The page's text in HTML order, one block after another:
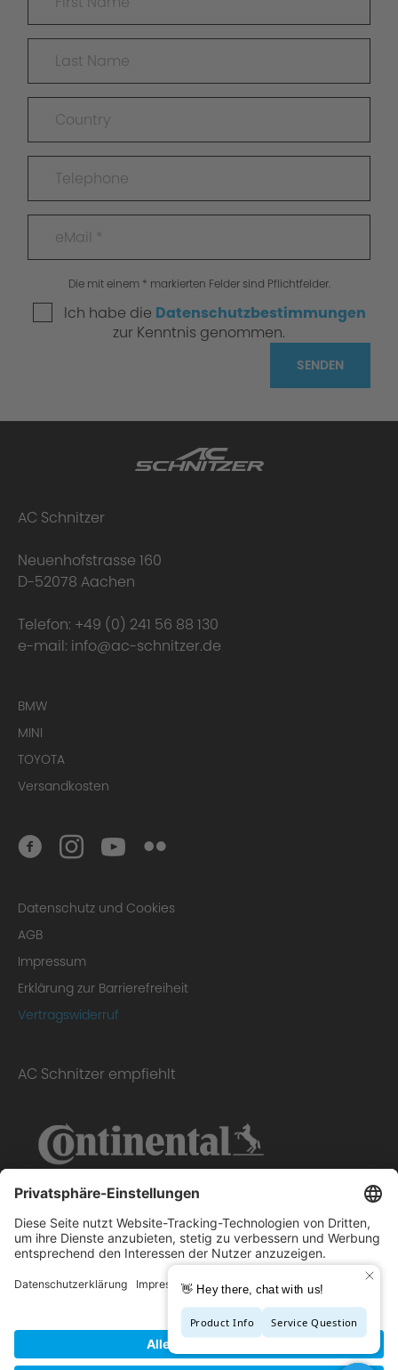
Die mit einem * markierten Felder sind Pflichtfelder.
Ich habe die Datenschutzbestimmungen
zur Kenntnis genommen.
SENDEN
AC Schnitzer
Neuenhofstrasse 160
D-52078 Aachen
Telefon: +49 (0) 241 56 88 130
e-mail: info@ac-schnitzer.de
BMW
MINI
TOYOTA
Versandkosten
Datenschutz und Cookies
AGB
Impressum
Erklärung zur Barrierefreiheit
Vertragswiderruf
AC Schnitzer empfiehlt